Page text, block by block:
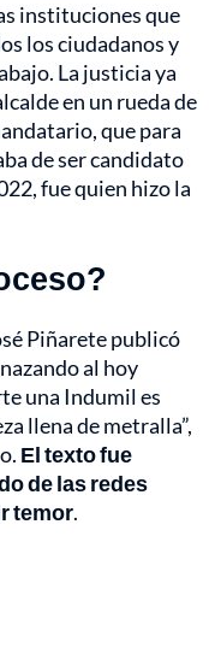
instituciones que
los ciudadanos y
La justicia ya
en un rueda de
que para
de ser candidato
fue quien hizo la
Piñarete publicó
al hoy
una Indumil es
llena de metralla”,
El texto fue
de las redes
temor.